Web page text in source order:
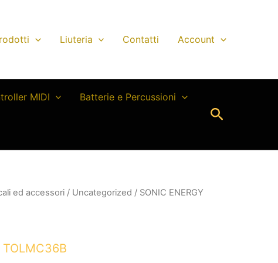
Liuteria Contatti Account
MIDI Batterie e Percussioni
Cerca
ed accessori / Uncategorized / SONIC ENERGY
TOLMC36B